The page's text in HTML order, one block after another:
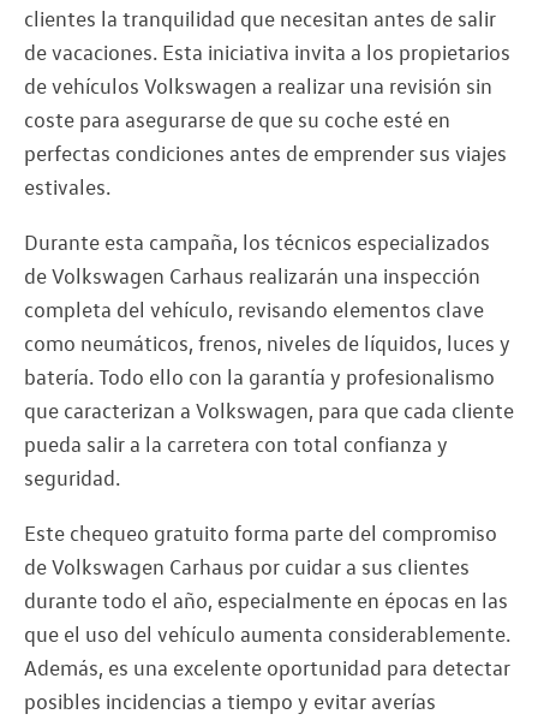
clientes la tranquilidad que necesitan antes de salir
de vacaciones. Esta iniciativa invita a los propietarios
de vehículos Volkswagen a realizar una revisión sin
coste para asegurarse de que su coche esté en
perfectas condiciones antes de emprender sus viajes
estivales.
Durante esta campaña, los técnicos especializados
de Volkswagen Carhaus realizarán una inspección
completa del vehículo, revisando elementos clave
como neumáticos, frenos, niveles de líquidos, luces y
batería. Todo ello con la garantía y profesionalismo
que caracterizan a Volkswagen, para que cada cliente
pueda salir a la carretera con total confianza y
seguridad.
Este chequeo gratuito forma parte del compromiso
de Volkswagen Carhaus por cuidar a sus clientes
durante todo el año, especialmente en épocas en las
que el uso del vehículo aumenta considerablemente.
Además, es una excelente oportunidad para detectar
posibles incidencias a tiempo y evitar averías